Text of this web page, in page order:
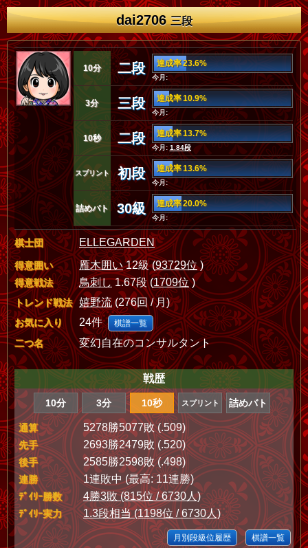
dai2706三段
10分 二段 達成率 23.6%
今月:
3分 三段 達成率 10.9%
今月:
10秒 二段 達成率 13.7%
今月: 1.84段
スプリント 初段 達成率 13.6%
今月:
詰めバト 30級 達成率 20.0%
今月:
棋士団 ELLEGARDEN
得意囲い 雁木囲い12級 (93729位)
得意戦法 鳥刺し1.67段 (1709位)
トレンド戦法 嬉野流(276回 / 月)
お気に入り 24件 棋譜一覧
二つ名 変幻自在のコンサルタント
戦歴
10分 3分 10秒 スプリント 詰めバト
通算 5278勝5077敗 (.509)
先手 2693勝2479敗 (.520)
後手 2585勝2598敗 (.498)
連勝 1連敗中 (最高: 11連勝)
ﾃﾞｲﾘｰ勝数 4勝3敗 (815位 / 6730人)
ﾃﾞｲﾘｰ実力 1.3段相当 (1198位 / 6730人)
月別段級位履歴 棋譜一覧